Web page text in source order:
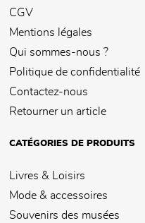
CGV
Mentions légales
Qui sommes-nous ?
Politique de confidentialité
Contactez-nous
Retourner un article
CATÉGORIES DE PRODUITS
Livres & Loisirs
Mode & accessoires
Souvenirs des musées